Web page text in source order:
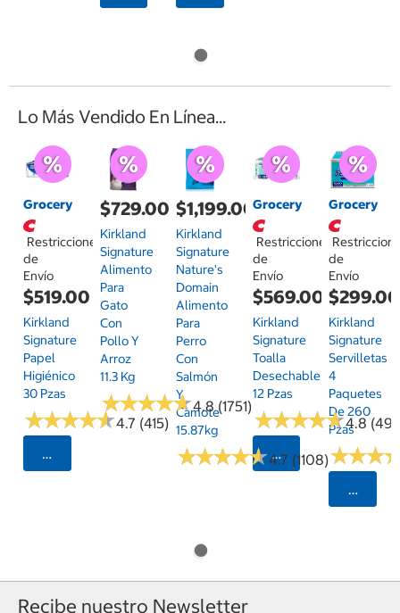
Lo Más Vendido En Línea...
Grocery
Restricciones
de
Envío
$519.00
Kirkland
Signature
Papel
Higiénico
30 Pzas
★★★★★
★★★★★4.7 (415)
Seleccionar Código Postal
$729.00
Kirkland
Signature
Alimento
Para
Gato
Con
Pollo Y
Arroz
11.3 Kg
★★★★★
★★★★★4.8 (1751)
$1,199.00
Kirkland
Signature
Nature's
Domain
Alimento
Para
Perro
Con
Salmón
Y
Camote
15.87kg
★★★★★
★★★★★4.7 (1108)
Grocery
Restricciones
de
Envío
$569.00
Kirkland
Signature
Toalla
Desechable
12 Pzas
★★★★★
★★★★★4.8
Seleccionar
Grocery
de
Envío
$299.00
Kirkland
Signature
Servilletas
4
Paquetes
De 260
Pzas
★★★
★★★
Recibe nuestro Newsletter